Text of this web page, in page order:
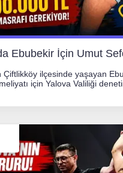
Ebubekir İçin Umut
Çiftlikköy ilçesinde yaşayan
için Yalova Valiliği